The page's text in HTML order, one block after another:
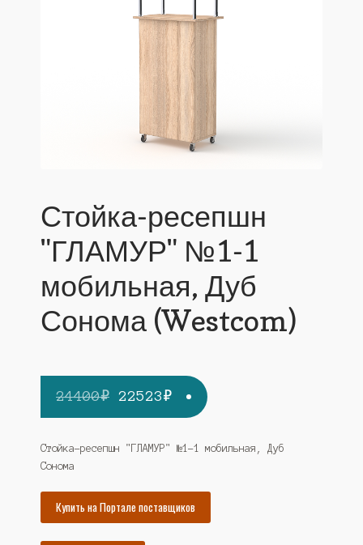
Стойка-ресепшн
"ГЛАМУР" №1-1
мобильная, Дуб
Сонома (Westcom)
24400₽ Первоначальная
цена
составляла
22523₽Текущая
цена:
22523₽.
Стойка-ресепшн "ГЛАМУР" №1-1 мобильная, Дуб
Сонома
Купить на Портале поставщиков